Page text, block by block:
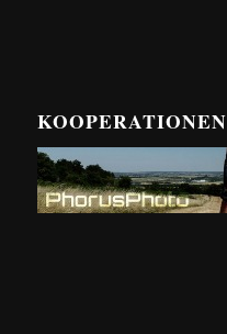
KOOPERATIONEN